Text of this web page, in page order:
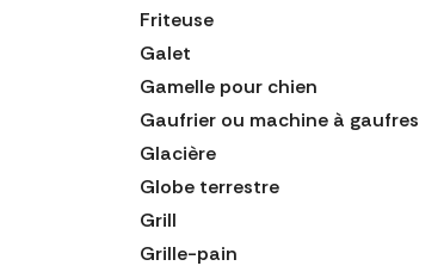
Friteuse
Galet
Gamelle pour chien
Gaufrier ou machine à gaufres
Glacière
Globe terrestre
Grill
Grille-pain